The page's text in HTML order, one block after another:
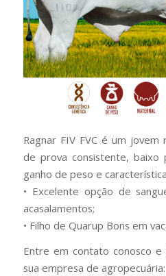
Ragnar FIV FVC é um
de prova consistente, baixo
ganho de peso e
• Excelente opção de
acasalamentos;
• Filho de Quarup Bons em
Entre em contato conosco e
sua empresa de agropecuária: